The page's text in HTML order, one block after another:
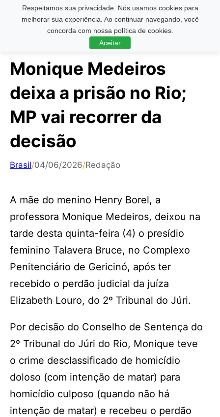
Respeitamos sua privacidade. Nós usamos cookies para
melhorar sua experiência. Ao continuar navegando, você
concorda com nossa política de cookies.
Aceitar
Pesquisar ...
Monique Medeiros
deixa a prisão no Rio;
MP vai recorrer da
decisão
Brasil/04/06/2026/Redação
A mãe do menino Henry Borel, a
professora Monique Medeiros, deixou na
tarde desta quinta-feira (4) o presídio
feminino Talavera Bruce, no Complexo
Penitenciário de Gericinó, após ter
recebido o perdão judicial da juíza
Elizabeth Louro, do 2º Tribunal do Júri.
Por decisão do Conselho de Sentença do
2º Tribunal do Júri do Rio, Monique teve
o crime desclassificado de homicídio
doloso (com intenção de matar) para
homicídio culposo (quando não há
intenção de matar) e recebeu o perdão